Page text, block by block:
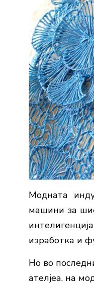
Модната
машини за
изработка и
Но во
ателјеа, на